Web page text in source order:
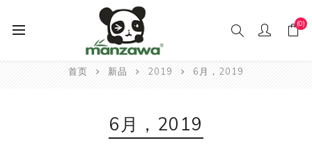
(0)
首页 新品 2019 6月，2019
6月，2019